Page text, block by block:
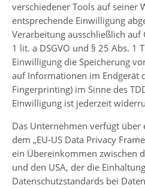
verschiedener Tools auf seiner
entsprechende Einwilligung
Verarbeitung ausschließlich auf
1 lit. a DSGVO und § 25 Abs. 1
Einwilligung die Speicherung
auf Informationen im Endgerät
Fingerprinting) im Sinne des
Einwilligung ist jederzeit
Das Unternehmen verfügt über
dem „EU-US Data Privacy
ein Übereinkommen zwischen
und den USA, der die
Datenschutzstandards bei